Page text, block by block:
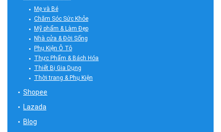
Mẹ và Bé
Chăm Sóc Sức Khỏe
Mỹ phẩm & Làm Đẹp
Nhà cửa & Đời Sống
Phụ Kiện Ô Tô
Thực Phẩm & Bách Hóa
Thiết Bị Gia Dụng
Thời trang & Phụ Kiện
Shopee
Lazada
Blog